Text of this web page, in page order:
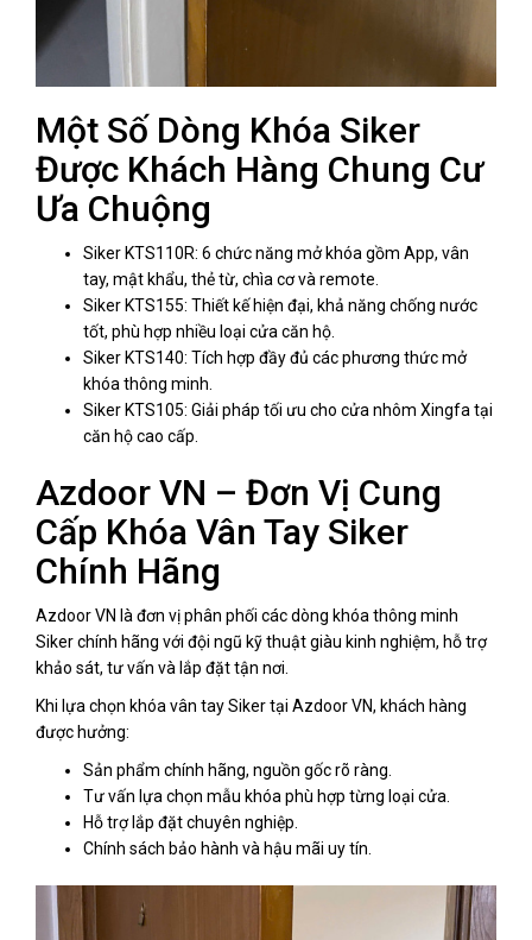
Một Số Dòng Khóa Siker
Được Khách Hàng Chung Cư
Ưa Chuộng
Siker KTS110R: 6 chức năng mở khóa gồm App, vân
tay, mật khẩu, thẻ từ, chìa cơ và remote.
Siker KTS155: Thiết kế hiện đại, khả năng chống nước
tốt, phù hợp nhiều loại cửa căn hộ.
Siker KTS140: Tích hợp đầy đủ các phương thức mở
khóa thông minh.
Siker KTS105: Giải pháp tối ưu cho cửa nhôm Xingfa tại
căn hộ cao cấp.
Azdoor VN – Đơn Vị Cung
Cấp Khóa Vân Tay Siker
Chính Hãng
Azdoor VN là đơn vị phân phối các dòng khóa thông minh
Siker chính hãng với đội ngũ kỹ thuật giàu kinh nghiệm, hỗ trợ
khảo sát, tư vấn và lắp đặt tận nơi.
Khi lựa chọn khóa vân tay Siker tại Azdoor VN, khách hàng
được hưởng:
Sản phẩm chính hãng, nguồn gốc rõ ràng.
Tư vấn lựa chọn mẫu khóa phù hợp từng loại cửa.
Hỗ trợ lắp đặt chuyên nghiệp.
Chính sách bảo hành và hậu mãi uy tín.